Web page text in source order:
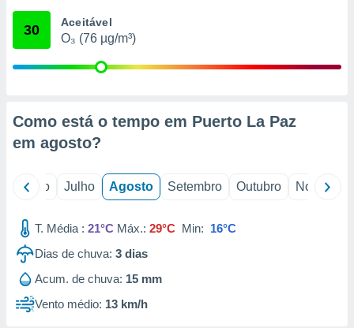
através
1199
30 Aceitável
O₃ (76 µg/m³)
Como está o tempo em Puerto La Paz
em agosto?
Junho Julho Agosto Setembro Outubro Novembro
T. Média : 21°C Máx.: 29°C Min: 16°C
Dias de chuva: 3 dias
Acum. de chuva: 15 mm
Vento médio: 13 km/h